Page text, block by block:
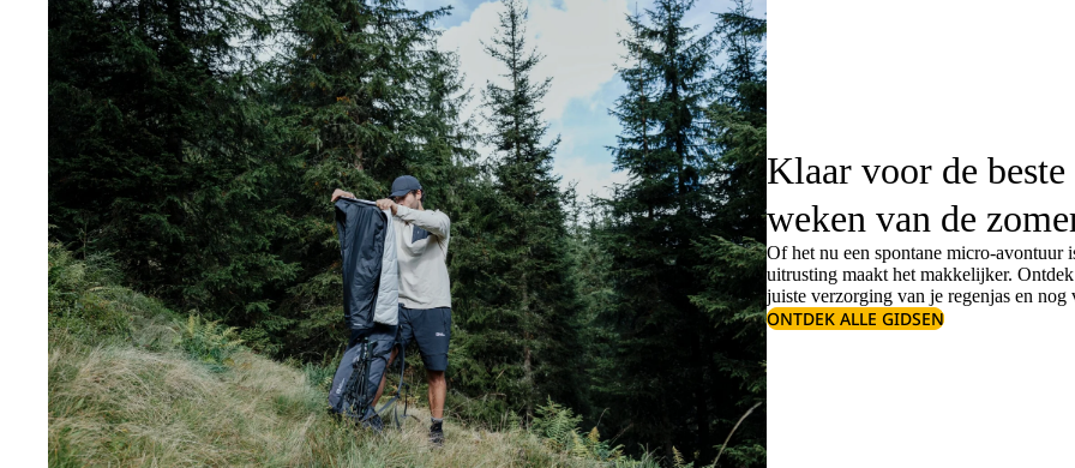
Klaar voor de beste
weken van de
Of het nu een spontane micro-avontuur
uitrusting maakt het makkelijker.
juiste verzorging van je regenjasen nog
ONTDEK ALLE GIDSEN